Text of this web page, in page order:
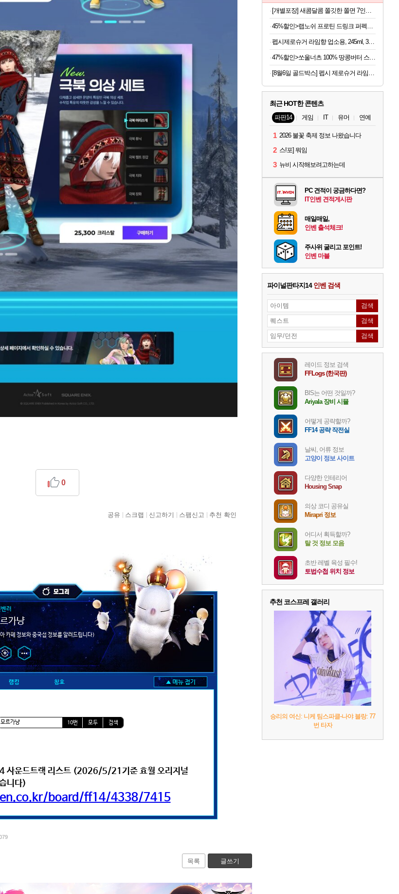
0
공유 스크랩 신고하기 스팸신고 추천 확인
러
가냥
카페 정보와 중국섭 정보를 알려드립니다)
랭킹 칭호
10번 모두 검색
사운드트랙 리스트 (2026/5/21기준 효월 오리지널
니다)
board/ff14/4338/7415
목록 글쓰기
펩시제로슈거 라임향 업소용, 245ml, 30개
[8월6일 골드박스] 펩시 제로슈거 라임향, 210ml, 30개
최근 HOT한 콘텐츠
파판14 게임 IT 유머 연예
1 2026 불꽃 축제 정보 나왔습니다
2 스!포] 뭐임
3 뉴비 시작해보려고하는데
PC 견적이 궁금하다면?
IT인벤 견적게시판
매일매일,
인벤 출석체크!
주사위 굴리고 포인트!
인벤 마블
파이널판타지14인벤 검색
레이드 정보 검색
FFLogs (한국판)
BIS는 어떤 것일까?
Ariyala 장비 시뮬
어떻게 공략할까?
FF14 공략 작전실
날씨, 어류 정보
고양이 정보 사이트
다양한 인테리어
Housing Snap
의상 코디 공유실
Mirapri 정보
어디서 획득할까?
탈 것 정보 모음
초반 레벨 육성 필수!
토법수첩 위치 정보
추천 코스프레 갤러리
승리의 여신: 니케 팀스파클-나야 블랑: 77
번 타자